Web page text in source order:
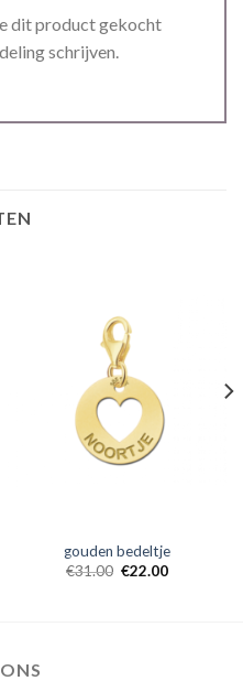
dit product gekocht
schrijven.
gouden bedeltje
€31.00 €22.00